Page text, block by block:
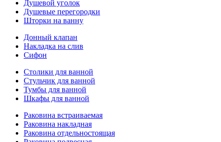
Душевой уголок
Душевые перегородки
Шторки на ванну
Донный клапан
Накладка на слив
Сифон
Столики для ванной
Стульчик для ванной
Тумбы для ванной
Шкафы для ванной
Раковина встраиваемая
Раковина накладная
Раковина отдельностоящая